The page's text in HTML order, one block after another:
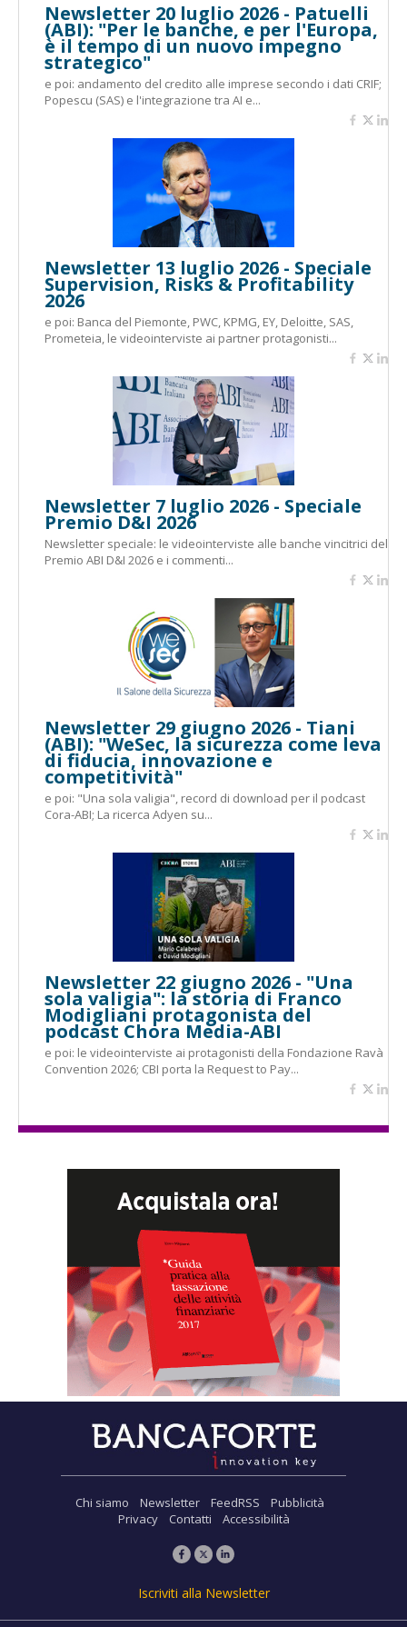
Newsletter 20 luglio 2026 - Patuelli
(ABI): "Per le banche, e per l'Europa,
è il tempo di un nuovo impegno
strategico"
e poi: andamento del credito alle imprese secondo i dati CRIF;
Popescu (SAS) e l'integrazione tra AI e...
Newsletter 13 luglio 2026 - Speciale
Supervision, Risks & Profitability
2026
e poi: Banca del Piemonte, PWC, KPMG, EY, Deloitte, SAS,
Prometeia, le videointerviste ai partner protagonisti...
Newsletter 7 luglio 2026 - Speciale
Premio D&I 2026
Newsletter speciale: le videointerviste alle banche vincitrici del
Premio ABI D&I 2026 e i commenti...
Newsletter 29 giugno 2026 - Tiani
(ABI): "WeSec, la sicurezza come leva
di fiducia, innovazione e
competitività"
e poi: "Una sola valigia", record di download per il podcast
Cora-ABI; La ricerca Adyen su...
Newsletter 22 giugno 2026 - "Una
sola valigia": la storia di Franco
Modigliani protagonista del
podcast Chora Media-ABI
e poi: le videointerviste ai protagonisti della Fondazione Ravà
Convention 2026; CBI porta la Request to Pay...
Chi siamo Newsletter FeedRSS
Pubblicità
Privacy
Contatti Accessibilità
Iscriviti alla Newsletter